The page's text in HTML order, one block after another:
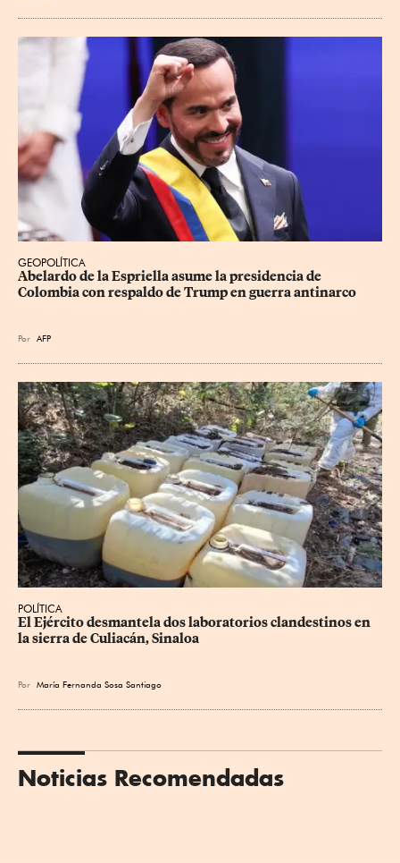
GEOPOLÍTICA
Abelardo de la Espriella asume la presidencia de
Colombia con respaldo de Trump en guerra antinarco
Por AFP
POLÍTICA
El Ejército desmantela dos laboratorios clandestinos en
la sierra de Culiacán, Sinaloa
Por María Fernanda Sosa Santiago
Noticias Recomendadas